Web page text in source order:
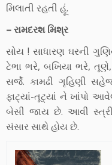
મિલાતી રહતી હૂં.
– રામદરશ મિશ્ર
સોય ! સાધારણ ઘરની
ટેભા ભરે, બખિયા ભરે,
સર્જે. કામઢી ગૃહિણી
ફાટ્યાં-તૂટ્યાં ને ખાંપો
બેસી જાય છે. આવી
સંસાર સાથે હોય છે.